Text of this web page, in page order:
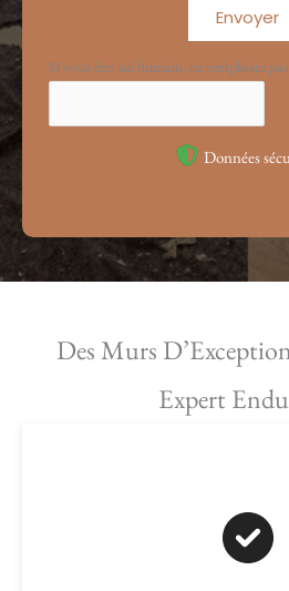
Envoyer
Si vous êtes un humain, ne remplissez
Données
Des Murs
Expert